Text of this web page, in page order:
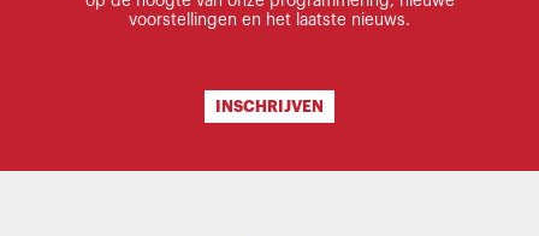
voorstellingen en het laatste nieuws.
INSCHRIJVEN